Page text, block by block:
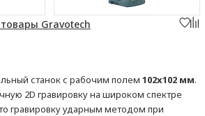
товары Gravotech
станок с рабочим полем 102x102 мм.
2D гравировку на широком спектре
гравировку ударным методом при